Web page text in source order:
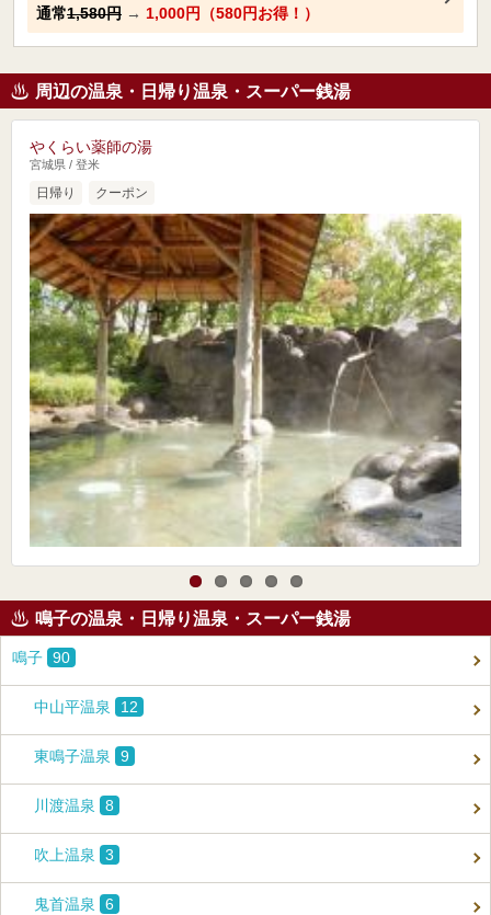
通常1,580円 → 1,000円（580円お得！）
周辺の温泉・日帰り温泉・スーパー銭湯
やくらい薬師の湯
宮城県 / 登米
日帰り クーポン
鳴子の温泉・日帰り温泉・スーパー銭湯
鳴子 90
中山平温泉 12
東鳴子温泉 9
川渡温泉 8
吹上温泉 3
鬼首温泉 6